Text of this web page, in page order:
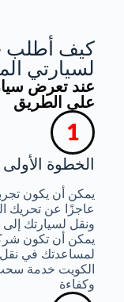
كيف أطلب
لسيارتي
عند تعرض
على الطريق
الخطوة الأولى
يمكن أن يكون
عاجزًا عن تحريك
ونقل لسيارتك
يمكن أن تكون
لمساعدتك في
الكويت خدمة
وكفاءة